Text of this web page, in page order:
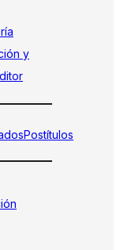
y
Postítulos